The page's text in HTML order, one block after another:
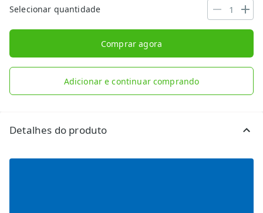
Selecionar quantidade
Comprar agora
Adicionar e continuar comprando
Detalhes do produto